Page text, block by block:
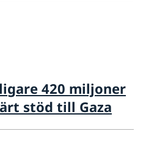
jobb420 miljoner
stöd till Gaza